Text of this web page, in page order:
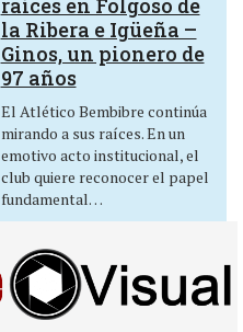
la Ribera e Igüeña –
Ginos, un pionero de
97 años
El Atlético Bembibre continúa
mirando a sus raíces. En un
emotivo acto institucional, el
club quiere reconocer el papel
fundamental…